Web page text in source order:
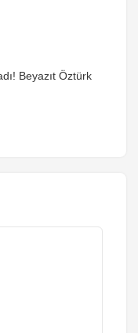
Beyazıt Öztürk